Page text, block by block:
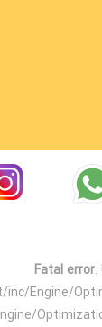
Fatal error
inc/Engine/